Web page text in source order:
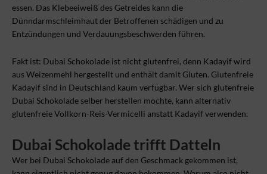
essen. Das Klebeeiweiß des Getreides kann die
Dünndarmschleimhaut der Betroffenen schädigen und zu
Entzündungen und Verdauungsbeschwerden führen.
Fakt ist: Dubai Schokolade ist nicht glutenfrei, denn Kadayif wird
aus Weizenmehl hergestellt und enthält damit Gluten. Glutenfreie
Kadayif sind in Deutschland kaum verfügbar. Wer sich glutenfreie
Dubai Schokolade selber herstellen möchte, kann alternativ
glutenfreie Vollkorn-Reis-Vermicelli anstatt Kadayif verwenden.
Dubai Schokolade trifft Datteln
Wer bei Dubai Schokolade auf den Geschmack gekommen ist,